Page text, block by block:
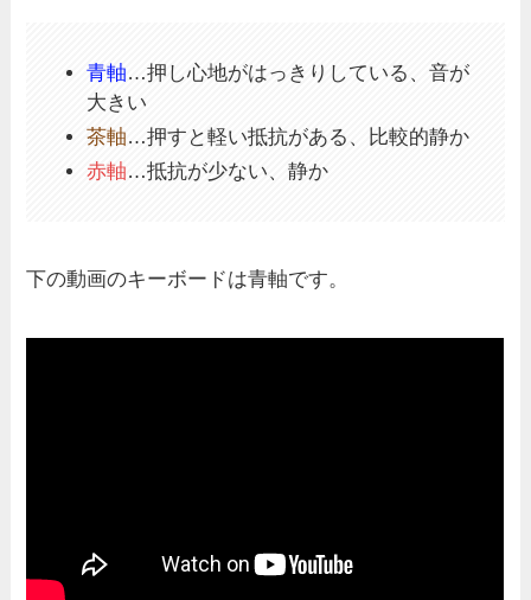
青軸…押し心地がはっきりしている、音が
大きい
茶軸…押すと軽い抵抗がある、比較的静か
赤軸…抵抗が少ない、静か
下の動画のキーボードは青軸です。